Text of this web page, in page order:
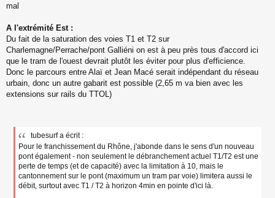
mal
A l'extrémité Est :
Du fait de la saturation des voies T1 et T2 sur
Charlemagne/Perrache/pont Galliéni on est à peu près tous d'accord ici
que le tram de l'ouest devrait plutôt les éviter pour plus d'efficience.
Donc le parcours entre Alaï et Jean Macé serait indépendant du réseau
urbain, donc un autre gabarit est possible (2,65 m va bien avec les
extensions sur rails du TTOL)
tubesurf a écrit :
Pour le franchissement du Rhône, j'abonde dans le sens d'un nouveau
pont également - non seulement le débranchement actuel T1/T2 est une
perte de temps (et de capacité) avec la limitation à 10, mais le
cantonnement sur le pont (maximum un tram par voie) limitera aussi le
débit, surtout avec T1 / T2 à horizon 4min en pointe d'ici là.